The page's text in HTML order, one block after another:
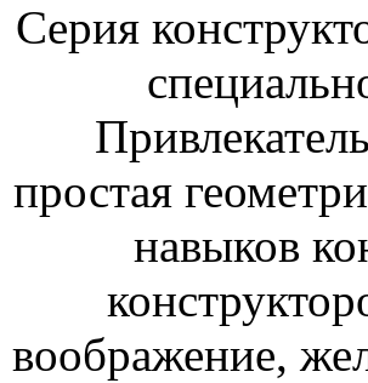
Серия
простая
навыков
воображение,